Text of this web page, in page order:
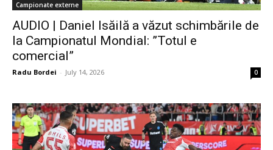
Campionate externe
AUDIO | Daniel Isăilă a văzut schimbările de
la Campionatul Mondial: ”Totul e
comercial”
Radu Bordei - July 14, 2026 0